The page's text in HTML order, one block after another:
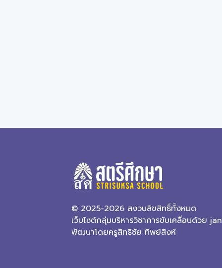
© 2025-2026 สงวนลิขสิทธิ์ทั้งหมด
เว็บไซต์กลุ่มบริหารวิชาการขับเคลื่อนด้วย
พัฒนาโดยครูสิทธิชัย ทิพย์สิงห์